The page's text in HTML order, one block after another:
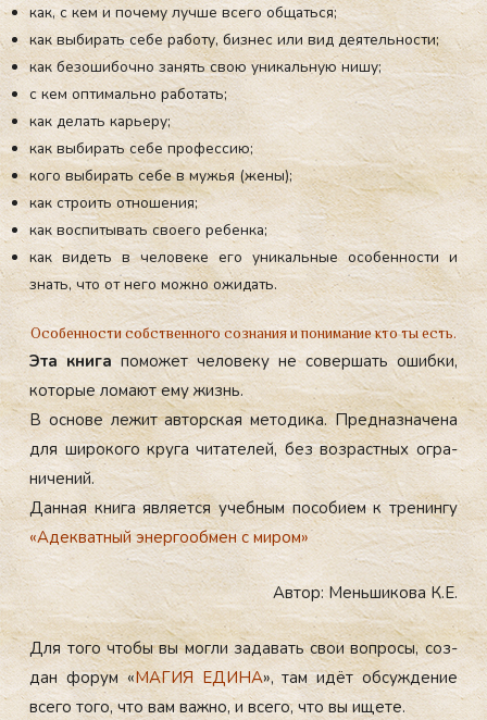
как, с кем и почему лучше всего общаться;
как выбирать себе работу, бизнес или вид деятельности;
как безошибочно занять свою уникальную нишу;
с кем оптимально работать;
как делать карьеру;
как выбирать себе профессию;
кого выбирать себе в мужья (жены);
как строить отношения;
как воспитывать своего ребенка;
как видеть в человеке его уникальные особенности и
знать, что от него можно ожидать.
Особенности собственного сознания и понимание кто ты есть.
Эта кни­гапо­может че­лове­ку не со­вер­шать ошиб­ки,
ко­торые ло­ма­ют ему жизнь.
В ос­но­ве ле­жит ав­тор­ская ме­тоди­ка. Пред­назна­чена
для ши­роко­го кру­га чи­тате­лей, без воз­рас­тных ог­ра­
ниче­ний.
Дан­ная кни­га яв­ля­ет­ся учеб­ным по­соби­ем к тре­нин­гу
«Адек­ватный энер­го­об­мен с ми­ром»
Автор: Меньшикова К.Е.
Для то­го что­бы вы мог­ли за­да­вать свои воп­ро­сы, соз­
дан фо­рум «МА­ГИЯ ЕДИ­НА», там идёт об­суж­де­ние
все­го то­го, что вам важ­но, и все­го, что вы ище­те.